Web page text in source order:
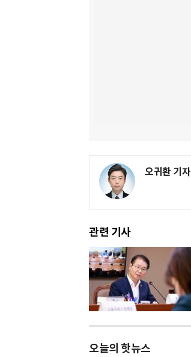
오귀환 기자
관련 기사
오늘의 핫뉴스